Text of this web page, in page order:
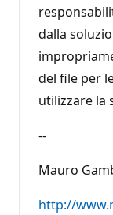
dalla
del file per
utilizzare la
--
Mauro
http://